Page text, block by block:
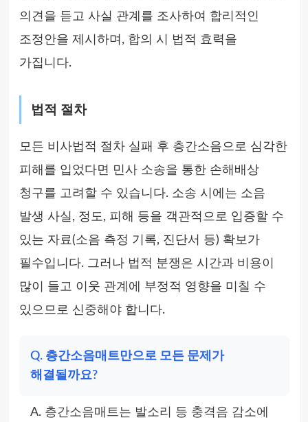
의견을 듣고 사실 관계를 조사하여 합리적인
조정안을 제시하며, 합의 시 법적 효력을
가집니다.
법적 절차
모든 비사법적 절차 실패 후 층간소음으로 심각한
피해를 입었다면 민사 소송을 통한 손해배상
청구를 고려할 수 있습니다. 소송 시에는 소음
발생 사실, 정도, 피해 등을 객관적으로 입증할 수
있는 자료(소음 측정 기록, 진단서 등) 확보가
필수입니다. 그러나 법적 분쟁은 시간과 비용이
많이 들고 이웃 관계에 부정적 영향을 미칠 수
있으므로 신중해야 합니다.
Q. 층간소음매트만으로 모든 문제가
해결될까요?
A. 층간소음매트는 발소리 등 충격음 감소에